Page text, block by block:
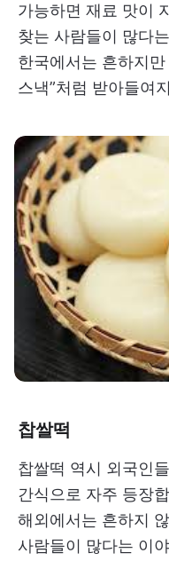
가능하면 재료 맛이
찾는 사람들이 많다
한국에서는 흔하지
스낵”처럼 받아들여
찹쌀떡
찹쌀떡 역시 외국인
간식으로 자주 등장
해외에서는 흔하지
사람들이 많다는 이